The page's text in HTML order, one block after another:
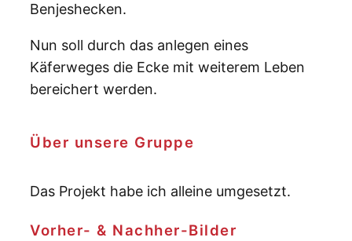
Benjeshecken.
Nun soll durch das anlegen eines
Käferweges die Ecke mit weiterem Leben
bereichert werden.
Über unsere Gruppe
Das Projekt habe ich alleine umgesetzt.
Vorher- & Nachher-Bilder